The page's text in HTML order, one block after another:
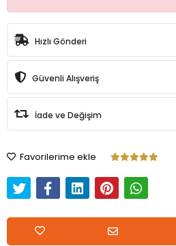
Hızlı Gönderi
Güvenli Alışveriş
İade ve Değişim
Favorilerime ekle